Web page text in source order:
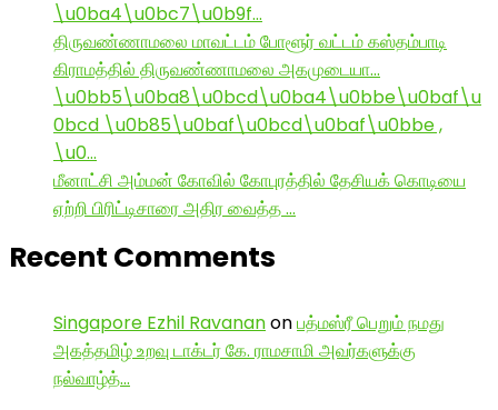
\u0ba4\u0bc7\u0b9f…
திருவண்ணாமலை மாவட்டம் போளூர் வட்டம் கஸ்தம்பாடி
கிராமத்தில் திருவண்ணாமலை அகமுடையா…
\u0bb5\u0ba8\u0bcd\u0ba4\u0bbe\u0baf\u
0bcd \u0b85\u0baf\u0bcd\u0baf\u0bbe ,
\u0…
மீனாட்சி அம்மன் கோவில் கோபுரத்தில் தேசியக் கொடியை
ஏற்றி பிரிட்டிசாரை அதிர வைத்த …
Recent Comments
Singapore Ezhil Ravananonபத்மஸ்ரீ பெறும் நமது
அகத்தமிழ் உறவு டாக்டர் கே. ராமசாமி அவர்களுக்கு
நல்வாழ்த்…